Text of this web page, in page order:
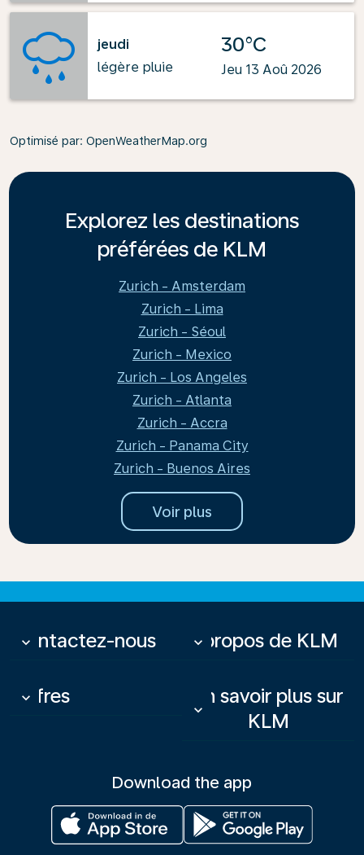
jeudi
légère pluie
30°C
Jeu 13 Aoû 2026
Optimisé par: OpenWeatherMap.org
Explorez les destinations
préférées de KLM
Zurich - Amsterdam
Zurich - Lima
Zurich - Séoul
Zurich - Mexico
Zurich - Los Angeles
Zurich - Atlanta
Zurich - Accra
Zurich - Panama City
Zurich - Buenos Aires
Voir plus
Contactez-nous
keyboard_arrow_down À propos de KLM
keyboard_arrow_down
Offres
keyboard_arrow_down
En savoir plus sur
KLM
keyboard_arrow_down
Download the app